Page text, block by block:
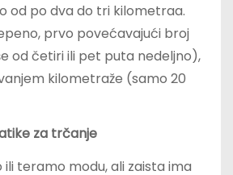
od po dva do tri kilometraa.
prvo povećavajući broj
od četiri ili pet puta nedeljno),
kilometraže (samo 20
za trčanje
ili teramo modu, ali zaista ima